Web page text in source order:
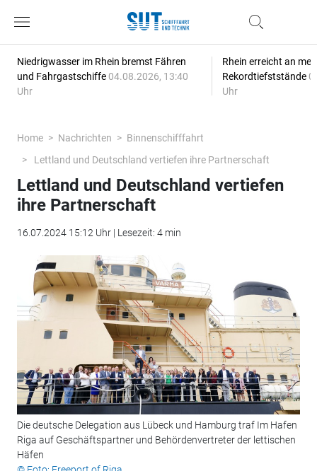
Niedrigwasser im Rhein bremst Fähren
und Fahrgastschiffe 04.08.2026, 13:40
Uhr
Rhein erreicht an
Rekordtiefststände
Uhr
Home Nachrichten
Binnenschifffahrt
Lettland und Deutschland vertiefen ihre Partnerschaft
Lettland und Deutschland vertiefen
ihre Partnerschaft
16.07.2024 15:12 Uhr | Lesezeit: 4 min
Die deutsche Delegation aus Lübeck und Hamburg traf Im Hafen
Riga auf Geschäftspartner und Behördenvertreter der lettischen
Häfen